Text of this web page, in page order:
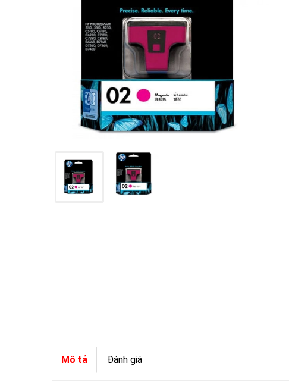
Mô tả Đánh giá